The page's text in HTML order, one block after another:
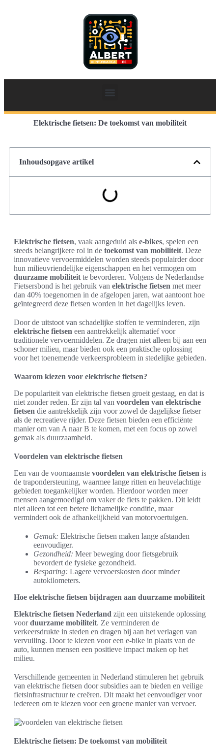
Elektrische fietsen: De toekomst van mobiliteit
Inhoudsopgave artikel
Elektrische fietsen, vaak aangeduid als e-bikes, spelen een
steeds belangrijkere rol in de toekomst van mobiliteit. Deze
innovatieve vervoermiddelen worden steeds populairder door
hun milieuvriendelijke eigenschappen en het vermogen om
duurzame mobiliteit te bevorderen. Volgens de Nederlandse
Fietsersbond is het gebruik van elektrische fietsen met meer
dan 40% toegenomen in de afgelopen jaren, wat aantoont hoe
geïntegreerd deze fietsen worden in het dagelijks leven.
Door de uitstoot van schadelijke stoffen te verminderen, zijn
elektrische fietsen een aantrekkelijk alternatief voor
traditionele vervoermiddelen. Ze dragen niet alleen bij aan een
schoner milieu, maar bieden ook een praktische oplossing
voor het toenemende verkeersprobleem in stedelijke gebieden.
Waarom kiezen voor elektrische fietsen?
De populariteit van elektrische fietsen groeit gestaag, en dat is
niet zonder reden. Er zijn tal van voordelen van elektrische
fietsen die aantrekkelijk zijn voor zowel de dagelijkse fietser
als de recreatieve rijder. Deze fietsen bieden een efficiënte
manier om van A naar B te komen, met een focus op zowel
gemak als duurzaamheid.
Voordelen van elektrische fietsen
Een van de voornaamste voordelen van elektrische fietsen is
de trapondersteuning, waarmee lange ritten en heuvelachtige
gebieden toegankelijker worden. Hierdoor worden meer
mensen aangemoedigd om vaker de fiets te pakken. Dit leidt
niet alleen tot een betere lichamelijke conditie, maar
vermindert ook de afhankelijkheid van motorvoertuigen.
Gemak: Elektrische fietsen maken lange afstanden
eenvoudiger.
Gezondheid: Meer beweging door fietsgebruik
bevordert de fysieke gezondheid.
Besparing: Lagere vervoerskosten door minder
autokilometers.
Hoe elektrische fietsen bijdragen aan duurzame mobiliteit
Elektrische fietsen Nederland zijn een uitstekende oplossing
voorduurzame mobiliteit. Ze verminderen de
verkeersdrukte in steden en dragen bij aan het verlagen van
vervuiling. Door te kiezen voor een e-bike in plaats van de
auto, kunnen mensen een positieve impact maken op het
milieu.
Verschillende gemeenten in Nederland stimuleren het gebruik
van elektrische fietsen door subsidies aan te bieden en veilige
fietsinfrastructuur te creëren. Dit maakt het eenvoudiger voor
iedereen om te kiezen voor een groene manier van vervoer.
Elektrische fietsen: De toekomst van mobiliteit